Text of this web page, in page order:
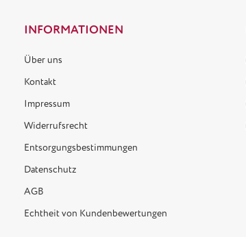
INFORMATIONEN
Über uns
Kontakt
Impressum
Widerrufsrecht
Entsorgungsbestimmungen
Datenschutz
AGB
Echtheit von Kundenbewertungen